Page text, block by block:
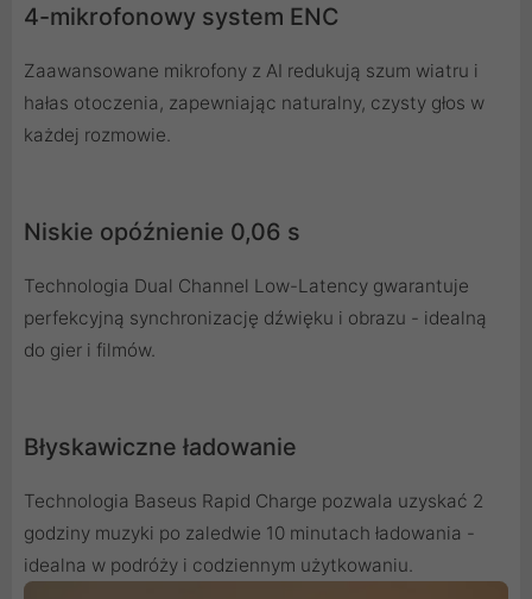
4-mikrofonowy system ENC
Zaawansowane mikrofony z AI redukują szum wiatru i
hałas otoczenia, zapewniając naturalny, czysty głos w
każdej rozmowie.
Niskie opóźnienie 0,06 s
Technologia Dual Channel Low-Latency gwarantuje
perfekcyjną synchronizację dźwięku i obrazu - idealną
do gier i filmów.
Błyskawiczne ładowanie
Technologia Baseus Rapid Charge pozwala uzyskać 2
godziny muzyki po zaledwie 10 minutach ładowania -
idealna w podróży i codziennym użytkowaniu.